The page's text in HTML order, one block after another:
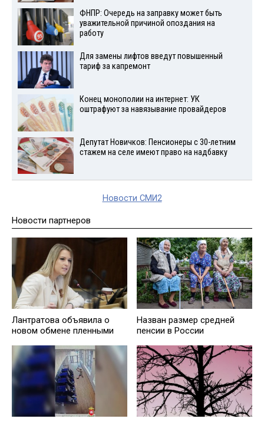
ФНПР: Очередь на заправку может быть
уважительной причиной опоздания на
работу
Для замены лифтов введут повышенный
тариф за капремонт
Конец монополии на интернет: УК
оштрафуют за навязывание провайдеров
Депутат Новичков: Пенсионеры с 30-летним
стажем на селе имеют право на надбавку
Новости СМИ2
Новости партнеров
Лантратова объявила о
новом обмене пленными
Назван размер средней
пенсии в России